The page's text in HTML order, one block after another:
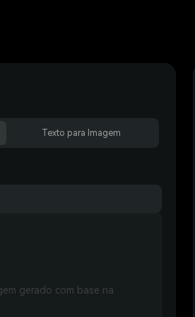
Texto para Imagem